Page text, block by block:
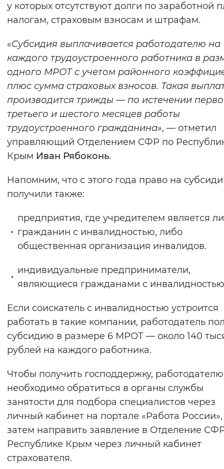
у которых отсутствуют долги по заработной
налогам, страховым взносам и штрафам.
«Субсидия выплачивается работодателю на
каждого трудоустроенного работника в
одного МРОТ с учетом районного
плюс сумма страховых взносов. Такая
производится трижды — по истечении
третьего и шестого месяцев работы
трудоустроенного гражданина», — отметил
управляющий Отделением СФР по
Крым Иван Рябоконь.
Напомним, что с этого года право на
получили также:
предприятия, где учредителем является
гражданин с инвалидностью, либо
общественная организация инвалидов.
индивидуальные предприниматели,
являющиеся гражданами с
Если соискатель с инвалидностью устроится
работать в такие компании, работодатель
субсидию в размере 6 МРОТ — около 140
рублей на каждого работника.
Чтобы получить господдержку, работодателю
необходимо обратиться в органы службы
занятости для подбора специалистов через
личный кабинет на портале «Работа
затем направить заявление в Отделение
Республике Крым через личный кабинет
страхователя.